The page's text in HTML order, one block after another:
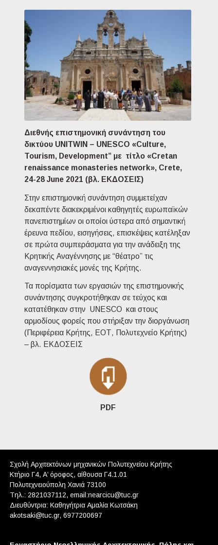
Διεθνής επιστημονική συνάντηση του
δικτύου UNITWIN – UNESCO «Culture,
Tourism, Development” με τίτλο «Cretan
renaissance monasteries network», Crete,
24-28 June 2021 (βλ. ΕΚΔΟΣΕΙΣ)
Στην επιστημονική συνάντηση συμμετείχαν
δεκαπέντε διακεκριμένοι καθηγητές ευρωπαϊκών
πανεπιστημίων οι οποίοι ύστερα από σημαντική
έρευνα πεδίου, εισηγήσεις, επισκέψεις κατέληξαν
σε πρώτα συμπεράσματα για την ανάδειξη της
Κρητικής Αναγέννησης με “θέατρο” τις
αναγεννησιακές μονές της Κρήτης.
Τα πορίσματα των εργασιών της επιστημονικής
συνάντησης συγκροτήθηκαν σε τεύχος και
κατατέθηκαν στην UNESCO και στους
αρμοδίους φορείς που στήριξαν την διοργάνωση
(Περιφέρεια Κρήτης, ΕΟΤ, Πολυτεχνείο Κρήτης)
– βλ. ΕΚΔΟΣΕΙΣ
PDF
Σχολή Αρχιτεκτόνων μηχανικών Πολυτεχνείου Κρήτης
Κτήριο Γ4, Α’ όροφος, αίθουσα Γ4.1.01
Πολυτεχνειούπολη Χανιά 73100
Tηλ.: 2821037112, email:nearcicu@tuc.gr
Διευθύντρια: Καθηγήτρια Αμαλία Κωτσάκη
akotsaki@tuc.gr, 6977200697